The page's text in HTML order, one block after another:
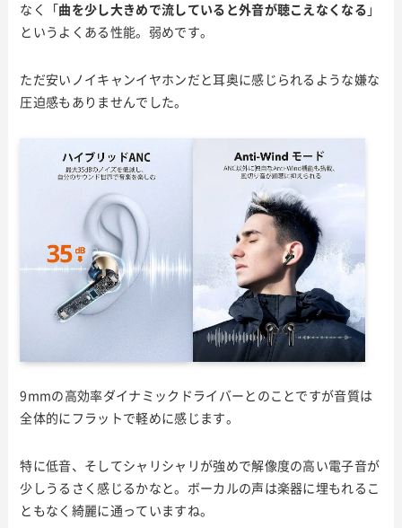
なく「曲を少し大きめで流していると外音が聴こえなくなる 」
というよくある性能。弱めです。
ただ安いノイキャンイヤホンだと耳奥に感じられるような嫌な
圧迫感もありませんでした。
9mmの高効率ダイナミックドライバーとのことですが音質は
全体的にフラットで軽めに感じます。
特に低音、そしてシャリシャリが強めで解像度の高い電子音が
少しうるさく感じるかなと。ボーカルの声は楽器に埋もれるこ
ともなく綺麗に通っていますね。